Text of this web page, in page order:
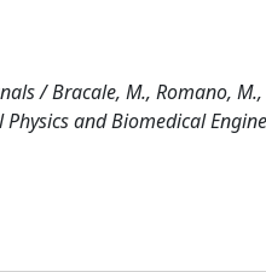
/ Bracale, M., Romano, M.,
and Biomedical